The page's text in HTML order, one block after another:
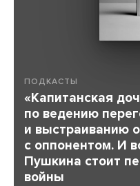
ПОДКАСТЫ
«Капитанская
по ведению
и выстраиванию
с оппонентом. И
Пушкина стоит
войны